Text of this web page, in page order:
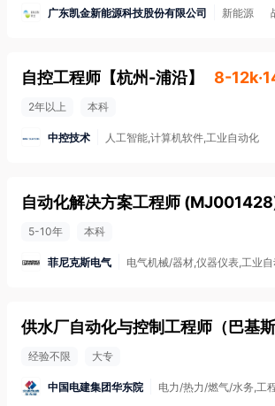
广东凯金新能源科技股份有限公司 新能源
自控工程师 【杭州-浦沿】 8-
2年以上 本科
中控技术 人工智能,计算机软件,工业自动化
自动化解决方案工程师
5-10年 本科
菲尼克斯电气 电气机械/器材,仪器仪表,工业
供水厂自动化与控制工程师（巴基斯
经验不限 大专
中国电建集团华东院 电力/热力/燃气/水务,工